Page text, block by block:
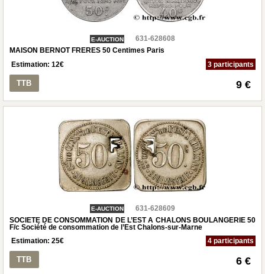
E-AUCTION
631-628608
MAISON BERNOT FRERES 50 Centimes Paris
Estimation: 12€ 3 participants
TTB 9 €
E-AUCTION
631-628609
SOCIETE DE CONSOMMATION DE L’EST A CHALONS BOULANGERIE 50
F/c Société de consommation de l’Est Chalons-sur-Marne
Estimation: 25€ 4 participants
TTB 6 €